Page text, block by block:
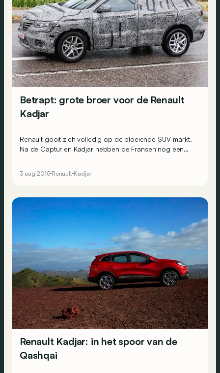
Betrapt: grote broer voor de Renault
Kadjar
Renault gooit zich volledig op de bloeiende SUV-markt.
Na de Captur en Kadjar hebben de Fransen nog een
3 aug 2015 Renault Kadjar
Renault Kadjar: in het spoor van de
Qashqai